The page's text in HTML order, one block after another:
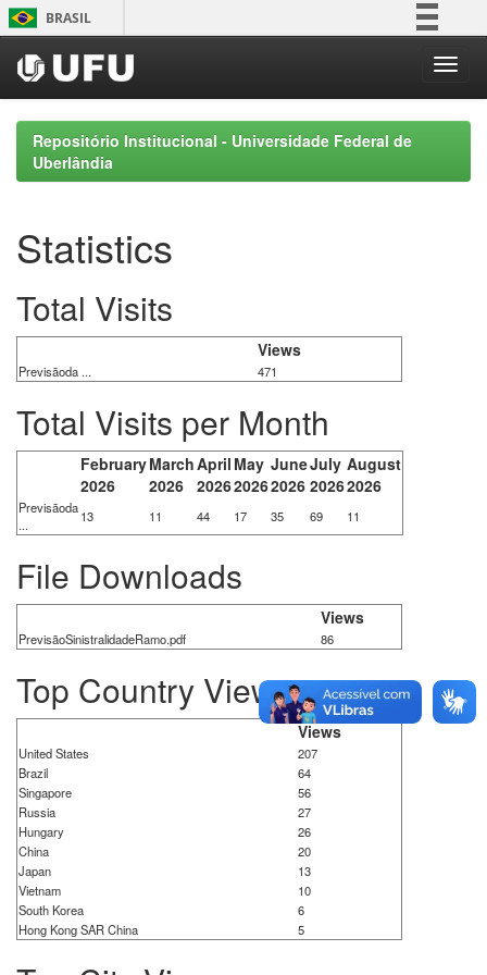
Skip
navigation
BRASIL
Participe
Acesso à informação
Legislação
Repositório Institucional - Universidade Federal de
Uberlândia
Statistics
Total Visits
Views
Previsãoda ... 471
Total Visits per Month
February
2026
March
2026
April
2026
May
2026
June
2026
July
2026
August
2026
Previsãoda
...
13 11 44 17 35 69 11
File Downloads
Views
PrevisãoSinistralidadeRamo.pdf 86
Top Country Views
Views
United States
207
Brazil
64
Singapore
56
Russia
27
Hungary
26
China
20
Japan
13
Vietnam
10
South Korea
6
Hong Kong SAR China
5